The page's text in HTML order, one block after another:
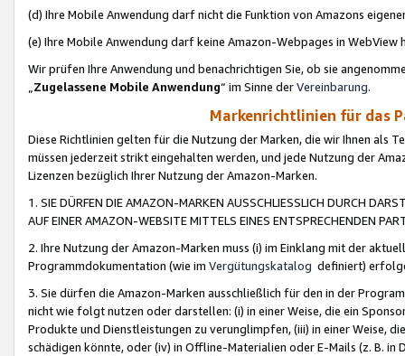
(d) Ihre Mobile Anwendung darf nicht die Funktion von Amazons
(e) Ihre Mobile Anwendung darf keine Amazon-Webpages in WebView
Wir prüfen Ihre Anwendung und benachrichtigen Sie, ob sie
„Zugelassene Mobile Anwendung“ im Sinne derVereinbarung.
Markenrichtlinien für das
Diese Richtlinien gelten für die Nutzung der Marken, die wir Ihnen als
müssen jederzeit strikt eingehalten werden, und jede Nutzung der
Lizenzen bezüglich Ihrer Nutzung der Amazon-Marken.
1. SIE DÜRFEN DIE AMAZON-MARKEN AUSSCHLIESSLICH DURCH
AUF EINER AMAZON-WEBSITE MITTELS EINES ENTSPRECHENDEN
2. Ihre Nutzung der Amazon-Marken muss (i) im Einklang mit der
Programmdokumentation (wie im Vergütungskatalog definiert)
3. Sie dürfen die Amazon-Marken ausschließlich für den in der
nicht wie folgt nutzen oder darstellen: (i) in einer Weise, die ein
Produkte und Dienstleistungen zu verunglimpfen, (iii) in einer Weise,
schädigen könnte, oder (iv) in Offline-Materialien oder E-Mails (z. B. in